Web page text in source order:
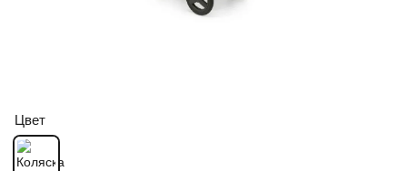
Цвет